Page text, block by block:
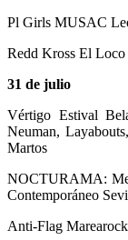
Pl Girls MUSAC
Redd Kross El Loco
31 de julio
Vértigo Estival
Neuman,
Martos
NOCTURAMA:
Contemporáneo
Anti-Flag